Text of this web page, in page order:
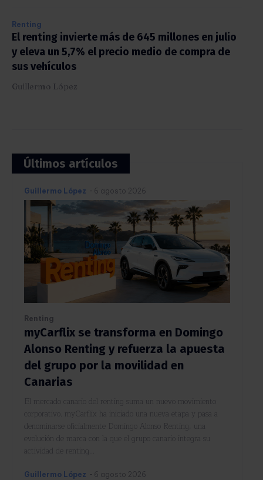
Renting
El renting invierte más de 645 millones en julio
y eleva un 5,7% el precio medio de compra de
sus vehículos
Guillermo López
Últimos artículos
Guillermo López - 6 agosto 2026
Renting
myCarflix se transforma en Domingo
Alonso Renting y refuerza la apuesta
del grupo por la movilidad en
Canarias
El mercado canario del renting suma un nuevo movimiento
corporativo. myCarflix ha iniciado una nueva etapa y pasa a
denominarse oficialmente Domingo Alonso Renting, una
evolución de marca con la que el grupo canario integra su
actividad de renting...
Guillermo López - 6 agosto 2026